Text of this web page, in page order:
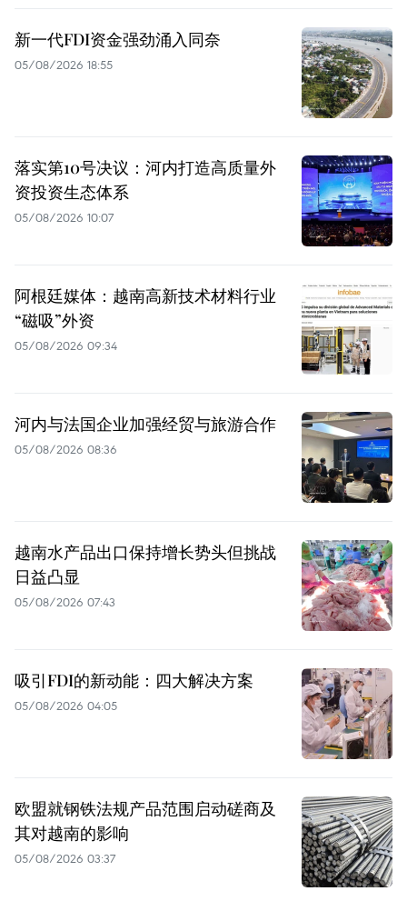
新一代FDI资金强劲涌入同奈
05/08/2026 18:55
落实第10号决议：河内打造高质量外
资投资生态体系
05/08/2026 10:07
阿根廷媒体：越南高新技术材料行业
“磁吸”外资
05/08/2026 09:34
河内与法国企业加强经贸与旅游合作
05/08/2026 08:36
越南水产品出口保持增长势头但挑战
日益凸显
05/08/2026 07:43
吸引FDI的新动能：四大解决方案
05/08/2026 04:05
欧盟就钢铁法规产品范围启动磋商及
其对越南的影响
05/08/2026 03:37